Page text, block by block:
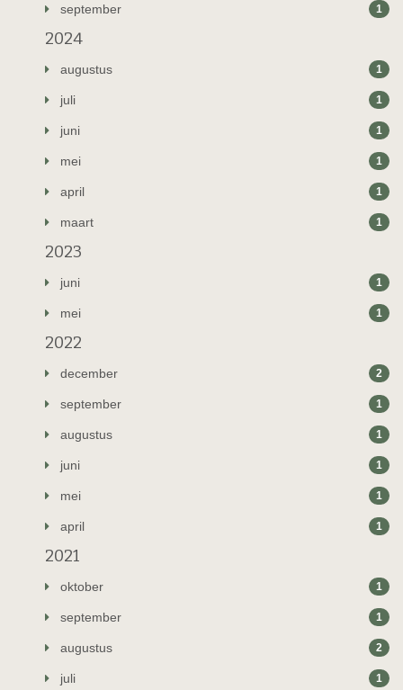
september 1
2024
augustus 1
juli 1
juni 1
mei 1
april 1
maart 1
2023
juni 1
mei 1
2022
december 2
september 1
augustus 1
juni 1
mei 1
april 1
2021
oktober 1
september 1
augustus 2
juli 1